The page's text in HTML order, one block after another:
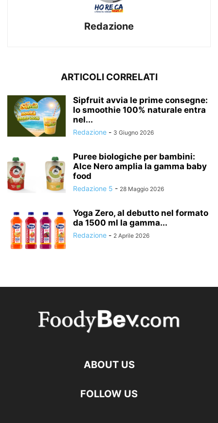
Redazione
ARTICOLI CORRELATI
Sipfruit avvia le prime consegne:
lo smoothie 100% naturale entra
nel...
Redazione - 3 Giugno 2026
Puree biologiche per bambini:
Alce Nero amplia la gamma baby
food
Redazione 5 - 28 Maggio 2026
Yoga Zero, al debutto nel formato
da 1500 ml la gamma...
Redazione - 2 Aprile 2026
ABOUT US
FOLLOW US